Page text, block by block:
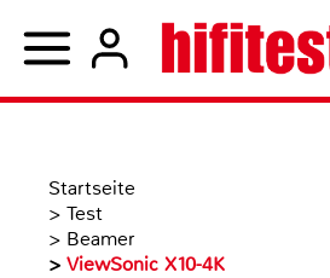
Startseite
> Test
> Beamer
> ViewSonic X10-4K